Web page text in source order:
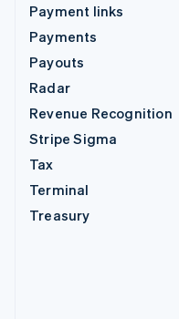
Payment links
Payments
Payouts
Radar
Revenue Recognition
Stripe Sigma
Tax
Terminal
Treasury